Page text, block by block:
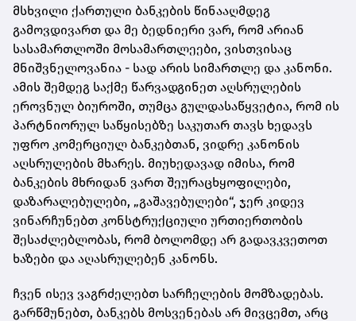
მსხვილი ქართული ბანკების წინააღმდეგ
გამოვდივართ და მე ბედნიერი ვარ, რომ არიან
სასამართლოში მოსამართლეები, ვისთვისაც
მნიშვნელოვანია - სად არის სიმართლე და კანონი.
ამის შემდეგ საქმე წარვადგინეთ აღსრულების
ეროვნულ ბიუროში, თუმცა გულდასაწყვეტია, რომ ის
პარტნიორულ საწყისებზე საკუთარ თავს ხედავს
უფრო კომერციულ ბანკებთან, ვიდრე კანონის
აღსრულების მხარეს. მიუხედავად იმისა, რომ
ბანკების მხრიდან ვართ შეურაცხყოფილები,
დაზარალებულები, „გაშავებულები“, ჯერ კიდევ
ვინარჩუნებთ კონსტრუქციული ურთიერთობის
შესაძლებლობას, რომ ბოლომდე არ გადავკვეთოთ
ხაზები და აღასრულებენ კანონს.
ჩვენ ისევ ვაგრძელებთ სარჩელების მომზადებას.
გარწმუნებთ, ბანკებს მოსვენებას არ მივცემთ, არც